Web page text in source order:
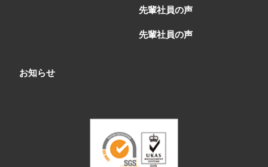
先輩社員の声
先輩社員の声
お知らせ